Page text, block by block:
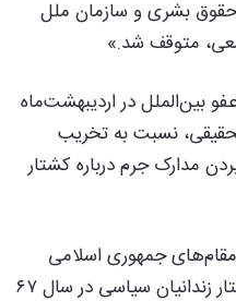
بشری و سازمان ملل
متوقف شد.»
بین‌الملل در اردیبهشت‌ماه
نسبت به تخریب
مدارک جرم درباره کشتار
جمهوری اسلامی
قبرهای دسته جمعی قربانیان کشتار زندانیان سیاسی در سال ۶۷